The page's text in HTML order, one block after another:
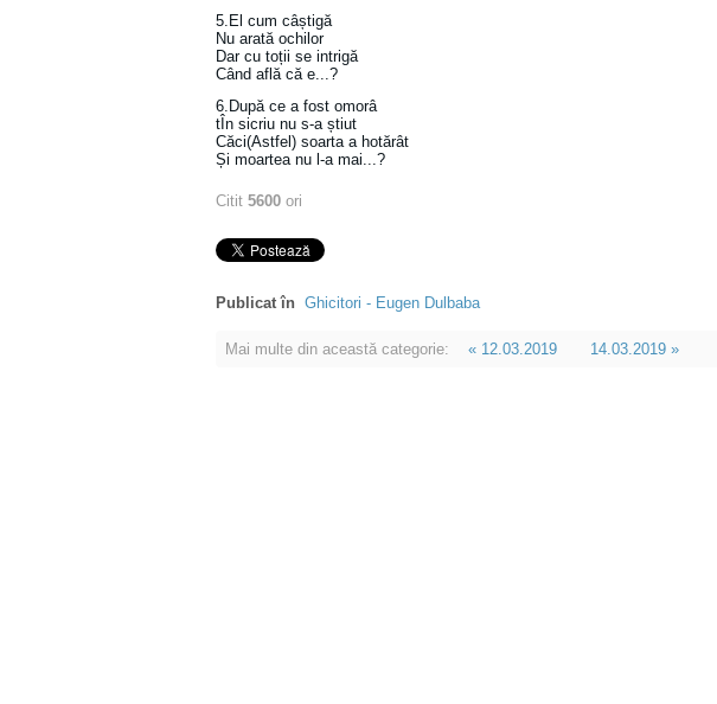
5.El cum câștigă
Nu arată ochilor
Dar cu toții se intrigă
Când află că e...?
6.După ce a fost omorâ
tÎn sicriu nu s-a știut
Căci(Astfel) soarta a hotărât
Și moartea nu l-a mai...?
Citit 5600 ori
Publicat în Ghicitori - Eugen Dulbaba
Mai multe din această categorie: « 12.03.2019 14.03.2019 »